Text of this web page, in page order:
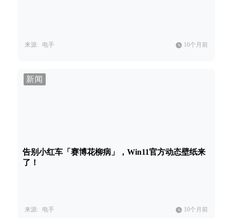
来源: 电手 10个月前
新闻
告别小红车「赛博花柳病」，Win11官方动态壁纸来
了！
来源: 电手 10个月前